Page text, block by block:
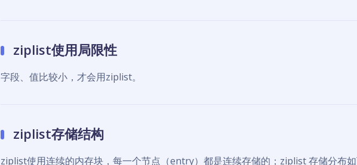
ziplist使用局限性
字段、值比较小，才会用ziplist。
ziplist存储结构
ziplist使用连续的内存块，每一个节点（entry）都是连续存储的；ziplist 存储分布如